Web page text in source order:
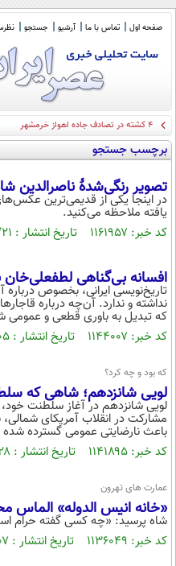
صفحه اول تماس با ما آرشیو جستجو
۴ کشته در تصادف جاده اهواز خرمشهر
برچسب جستجو
تصویر رنگی‌شدۀ ناصرالدین
در اینجا یکی از قدیمی‌ترین
یافته ملاحظه می‌کنید.
کد خبر: ۱۱۶۱۹۵۷ تاریخ انتشار : ۱۴۰۵/۰۲/۲۱
افسانه بی‌گناهی
تاریخ‌نویسی ایرانی، بخصوص
نداشته و ندارد. آن‌چه درباره
که تبدیل به باوری قطعی و عمومی
کد خبر: ۱۱۴۴۰۰۷ تاریخ انتشار : ۱۴۰۴/۱۲/۰۵
که بود و چه کرد؟
لویی شانزدهم؛ شاهی که
لویی شانزدهم در آغاز سلطنت
مشارکت در انقلاب آمریکای
باعث نارضایتی عمومی گسترده شده
کد خبر: ۱۱۴۱۸۹۵ تاریخ انتشار : ۱۴۰۴/۱۱/۲۸
عمارت های تهرون
«خانه انیس الدوله» الماس
شاه پرسید: «چه کسی گفته حرام
کد خبر: ۱۱۳۶۰۴۹ تاریخ انتشار : ۱۴۰۴/۱۱/۰۷